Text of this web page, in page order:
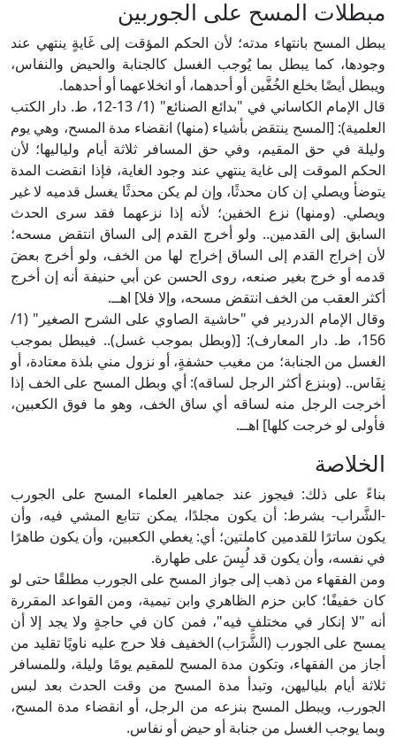
مبطلات المسح على الجوربين
يبطل المسح بانتهاء مدته؛ لأن الحكم المؤقت إلى غَايةٍ ينتهي عند
وجودها، كما يبطل بما يُوجب الغسل كالجنابة والحيض والنفاس،
ويبطل أيضًا بخلع الخُفَّين أو أحدهما، أو انخلاعهما أو أحدهما.
قال الإمام الكاساني في "بدائع الصنائع" (1/ 13-12، ط. دار الكتب
العلمية): [المسح ينتقض بأشياء (منها) انقضاء مدة المسح، وهي يوم
وليلة في حق المقيم، وفي حق المسافر ثلاثة أيام ولياليها؛ لأن
الحكم الموقت إلى غاية ينتهي عند وجود الغاية، فإذا انقضت المدة
يتوضأ ويصلي إن كان محدثًا، وإن لم يكن محدثًا يغسل قدميه لا غير
ويصلي. (ومنها) نزع الخفين؛ لأنه إذا نزعهما فقد سرى الحدث
السابق إلى القدمين.. ولو أخرج القدم إلى الساق انتقض مسحه؛
لأن إخراج القدم إلى الساق إخراج لها من الخف، ولو أخرج بعضَ
قدمه أو خرج بغير صنعه، روى الحسن عن أبي حنيفة أنه إن أخرج
أكثر العقب من الخف انتقض مسحه، وإلا فلا] اهــ.
وقال الإمام الدردير في "حاشية الصاوي على الشرح الصغير" (1/
156، ط. دار المعارف): [(وبطل بموجب غسل).. فيبطل بموجب
الغسل من الجنابة؛ من مغيب حشفةٍ، أو نزول مني بلذة معتادة، أو
نِفَاس.. (وبنزع أكثر الرجل لساقه): أي وبطل المسح على الخف إذا
أخرجت الرجل منه لساقه أي ساق الخف، وهو ما فوق الكعبين،
فأولى لو خرجت كلها] اهــ.
الخلاصة
بناءً على ذلك: فيجوز عند جماهير العلماء المسح على الجورب
-الشَّراب- بشرط: أن يكون مجلدًا، يمكن تتابع المشي فيه، وأن
يكون ساترًا للقدمين كاملتين؛ أي: يغطي الكعبين، وأن يكون طاهرًا
في نفسه، وأن يكون قد لُبِسَ على طهارة.
ومن الفقهاء من ذهب إلى جواز المسح على الجورب مطلقًا حتى لو
كان خفيفًا؛ كابن حزم الظاهري وابن تيمية، ومن القواعد المقررة
أنه "لا إنكار في مختلفٍ فيه"، فمن كان في حاجةٍ ولا يجد إلا أن
يمسح على الجورب (الشَّرَاب) الخفيف فلا حرج عليه ناويًا تقليد من
أجاز من الفقهاء، وتكون مدة المسح للمقيم يومًا وليلة، وللمسافر
ثلاثة أيام بلياليهن، وتبدأ مدة المسح من وقت الحدث بعد لبس
الجورب، ويبطل المسح بنزعه من الرجل، أو انقضاء مدة المسح،
وبما يوجب الغسل من جنابة أو حيض أو نفاس.